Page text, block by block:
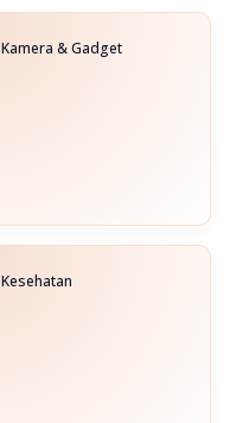
Kamera & Gadget
Kesehatan